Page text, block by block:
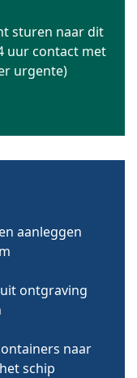
sturen naar dit
uur contact met
urgente)
aanleggen
ontgraving
naar
schip